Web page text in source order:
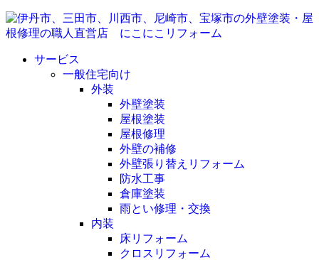
サービス
一般住宅向け
外装
外壁塗装
屋根塗装
屋根修理
外壁の補修
外壁張り替えリフォーム
防水工事
倉庫塗装
雨とい修理・交換
内装
床リフォーム
クロスリフォーム